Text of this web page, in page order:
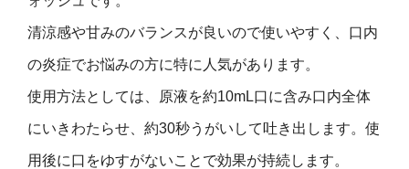
清涼感や甘みのバランスが良いので使いやすく、口内
の炎症でお悩みの方に特に人気があります。
使用方法としては、原液を約10mL口に含み口内全体
にいきわたらせ、約30秒うがいして吐き出します。使
用後に口をゆすがないことで効果が持続します。